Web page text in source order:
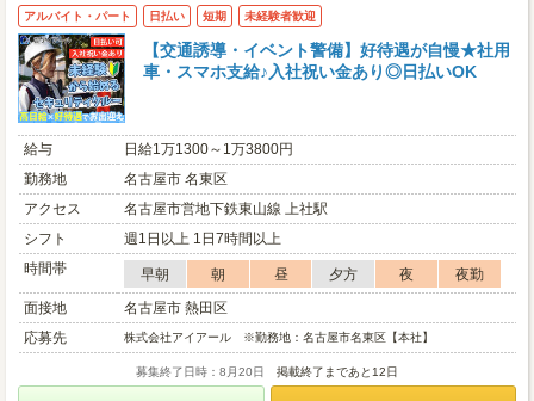
アルバイト・パート 日払い 短期 未経験者歓迎
【交通誘導・イベント警備】好待遇が自慢★社用
車・スマホ支給♪入社祝い金あり◎日払いOK
給与
日給1万1300～1万3800円
勤務地
名古屋市 名東区
アクセス
名古屋市営地下鉄東山線 上社駅
シフト
週1日以上 1日7時間以上
時間帯
早朝 朝 昼 夕方 夜
夜勤
面接地
名古屋市 熱田区
応募先
株式会社アイアール ※勤務地：名古屋市名東区【本社】
募集終了日時：8月20日 掲載終了まであと12日